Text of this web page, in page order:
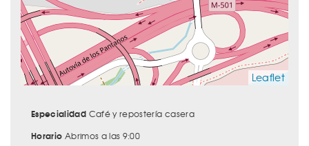
Leaflet
Especialidad Café y repostería casera
Horario Abrimos a las 9:00